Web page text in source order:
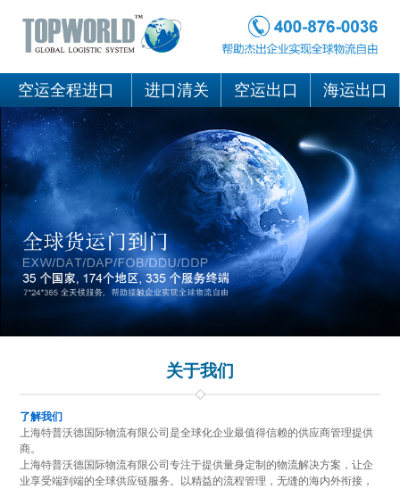
空运全程进口 进口清关 空运出口 海运出口
关于我们
了解我们
上海特普沃德国际物流有限公司是全球化企业最值得信赖的供应商管理提供
商。
上海特普沃德国际物流有限公司专注于提供量身定制的物流解决方案，让企
业享受端到端的全球供应链服务。以精益的流程管理，无缝的海内外衔接，